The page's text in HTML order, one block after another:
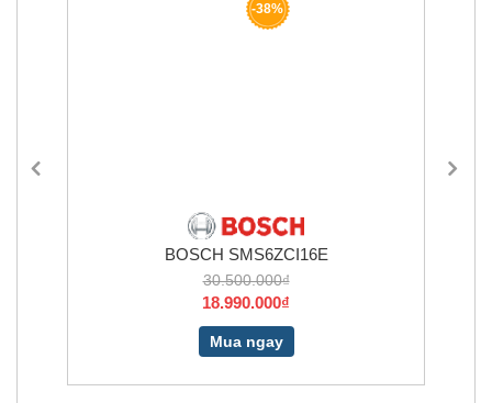
BOSCH SMS6ZCI16E
30.500.000₫
18.990.000₫
Mua ngay